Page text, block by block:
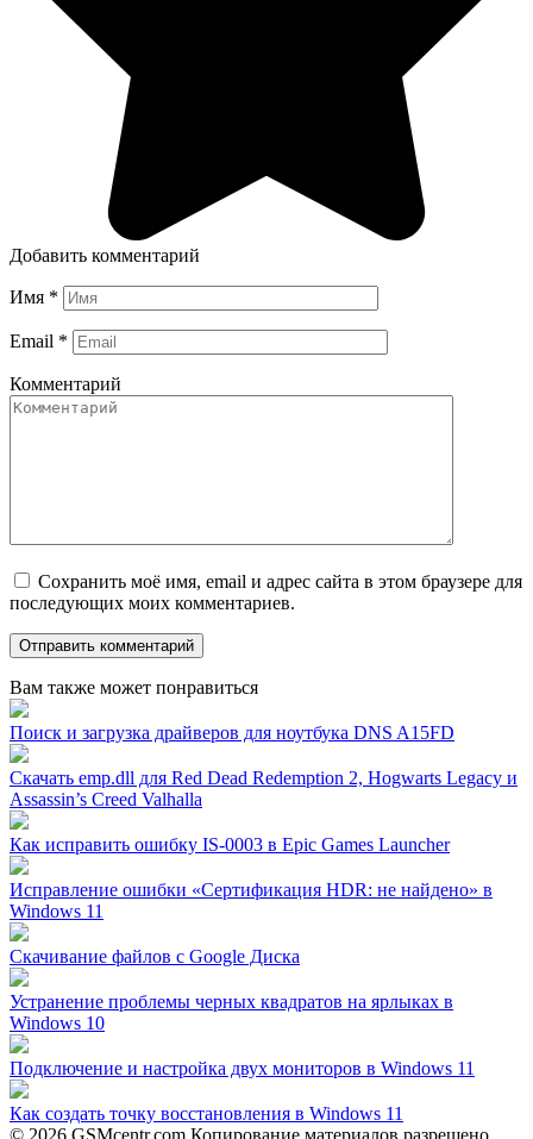
Добавить комментарий
Имя *
Email *
Комментарий
Сохранить моё имя, email и адрес сайта в этом браузере для
последующих моих комментариев.
Вам также может понравиться
Поиск и загрузка драйверов для ноутбука DNS A15FD
Скачать emp.dll для Red Dead Redemption 2, Hogwarts Legacy и
Assassin’s Creed Valhalla
Как исправить ошибку IS-0003 в Epic Games Launcher
Исправление ошибки «Сертификация HDR: не найдено» в
Windows 11
Скачивание файлов с Google Диска
Устранение проблемы черных квадратов на ярлыках в
Windows 10
Подключение и настройка двух мониторов в Windows 11
Как создать точку восстановления в Windows 11